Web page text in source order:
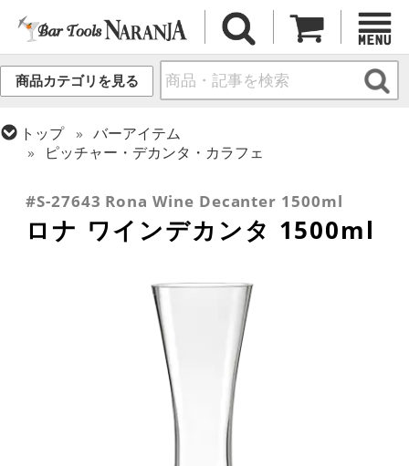
商品カテゴリを見る
トップ
バーアイテム
ピッチャー・デカンタ・カラフェ
#S-27643 Rona Wine Decanter 1500ml
ロナ ワインデカンタ 1500ml